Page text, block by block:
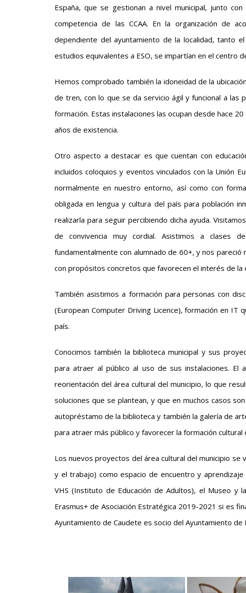
España, que se gestionan a nivel municipal, junto
competencia de las CCAA. En la organización de
dependiente del ayuntamiento de la localidad, tanto
estudios equivalentes a ESO, se impartían en el centro
Hemos comprobado también la idoneidad de la
de tren, con lo que se da servicio ágil y funcional a las
formación. Estas instalaciones las ocupan desde hace
años de existencia.
Otro aspecto a destacar es que cuentan con
incluidos coloquios y eventos vinculados con la Unión
normalmente en nuestro entorno, así como con
obligada en lengua y cultura del país para población
realizarla para seguir percibiendo dicha ayuda.
de convivencia muy cordial. Asistimos a clases
fundamentalmente con alumnado de 60+, y nos
con propósitos concretos que favorecen el interés de la
También asistimos a formación para personas con
(European Computer Driving Licence), formación en
país.
Conocimos también la biblioteca municipal y sus
para atraer al público al uso de sus instalaciones. El
reorientación del área cultural del municipio, lo que
soluciones que se plantean, y que en muchos casos
autopréstamo de la biblioteca y también la galería de
para atraer más público y favorecer la formación cultural
Los nuevos proyectos del área cultural del municipio se
y el trabajo) como espacio de encuentro y
VHS (Instituto de Educación de Adultos), el Museo y
Erasmus+ de Asociación Estratégica 2019-2021 si es
Ayuntamiento de Caudete es socio del Ayuntamiento